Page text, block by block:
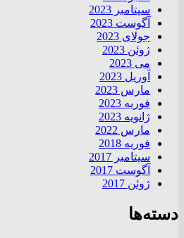
سپتامبر 2023
آگوست 2023
جولای 2023
ژوئن 2023
می 2023
آوریل 2023
مارس 2023
فوریه 2023
ژانویه 2023
مارس 2022
فوریه 2018
سپتامبر 2017
آگوست 2017
ژوئن 2017
دسته‌ها